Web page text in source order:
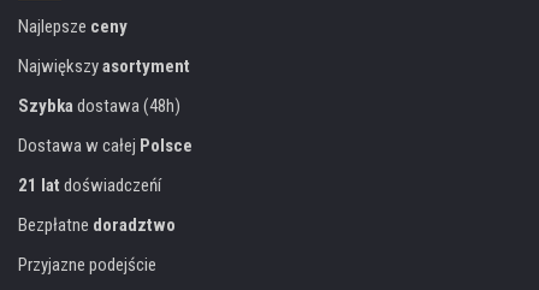
Najlepsze ceny
Największyasortyment
Szybkadostawa (48h)
Dostawa w całej Polsce
21 lat doświadczeńí
Bezpłatne doradztwo
Przyjazne podejście